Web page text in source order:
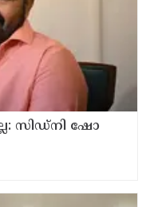
സിഡ്നി ഷോ